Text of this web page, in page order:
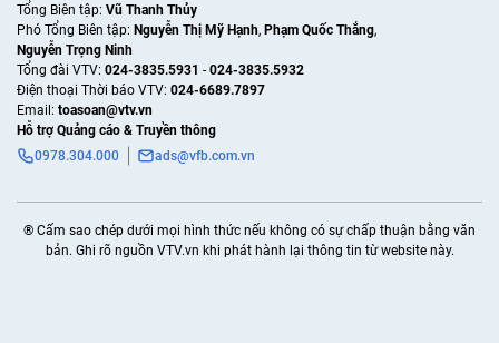
Tổng Biên tập: Vũ Thanh Thủy
Phó Tổng Biên tập: Nguyễn Thị Mỹ Hạnh, Phạm Quốc Thắng,
Nguyễn Trọng Ninh
Tổng đài VTV: 024-3835.5931 - 024-3835.5932
Ðiện thoại Thời báo VTV: 024-6689.7897
Email: toasoan@vtv.vn
Hỗ trợ Quảng cáo & Truyền thông
0978.304.000
ads@vfb.com.vn
® Cấm sao chép dưới mọi hình thức nếu không có sự chấp thuận bằng văn
bản. Ghi rõ nguồn VTV.vn khi phát hành lại thông tin từ website này.